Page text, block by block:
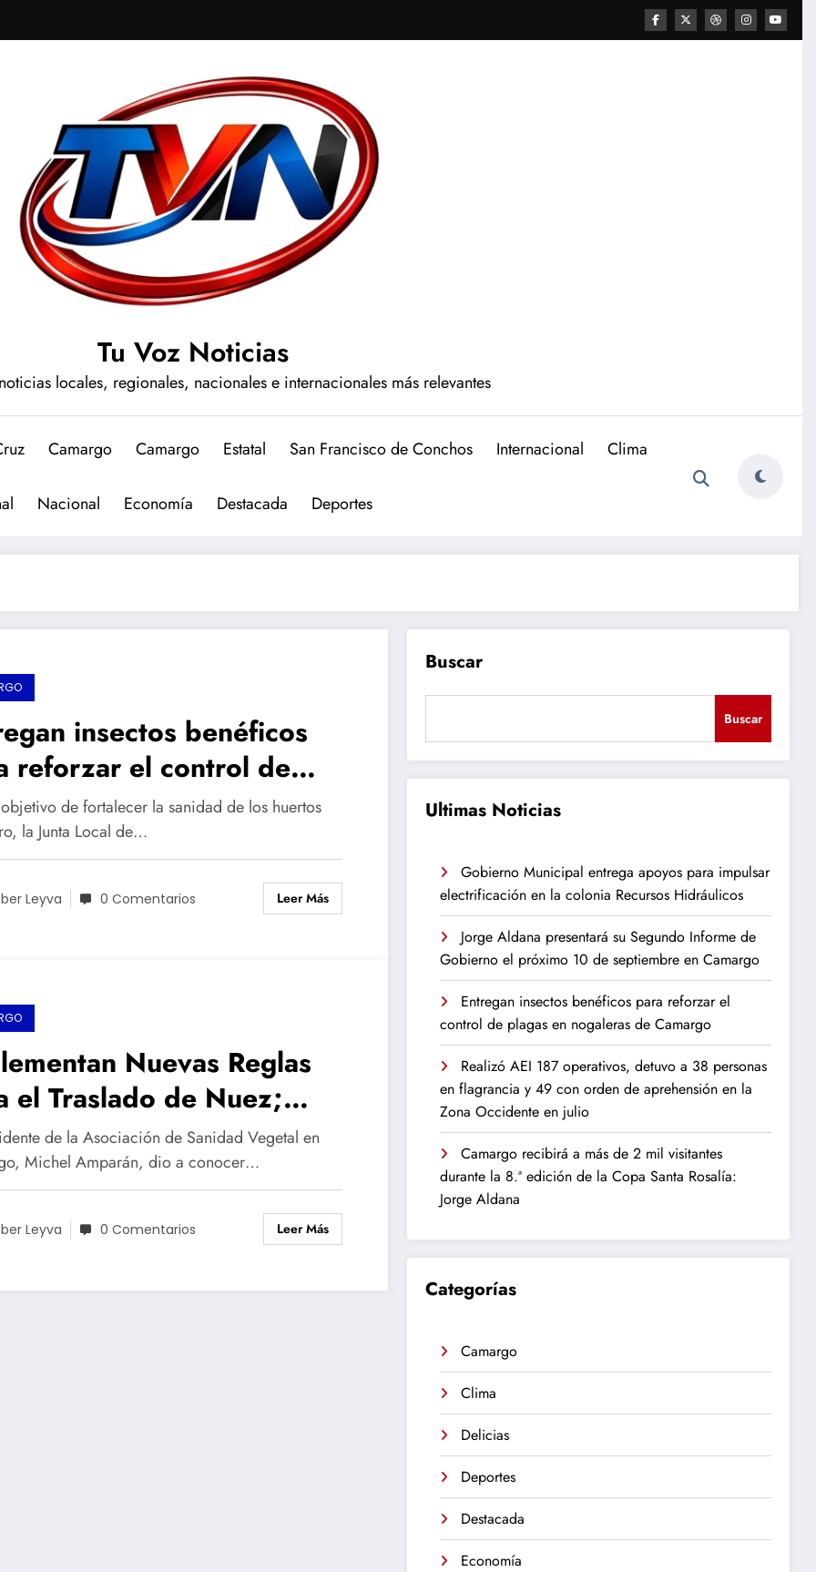
Tu Voz Noticias
locales, regionales, nacionales e internacionales más relevantes
Camargo Camargo Estatal San Francisco de Conchos Internacional Clima
Nacional Economía Destacada Deportes
insectos benéficos
reforzar el control de
en nogaleras de
de fortalecer la sanidad de los huertos
la Junta Local de…
Leyva 0 Comentarios Leer Más
Nuevas Reglas
el Traslado de Nuez;
Nogaleros
Inconformidad
de la Asociación de Sanidad Vegetal en
Michel Amparán, dio a conocer…
Leyva 0 Comentarios Leer Más
Buscar
Buscar
Ultimas Noticias
Gobierno Municipal entrega apoyos para impulsar
electrificación en la colonia Recursos Hidráulicos
Jorge Aldana presentará su Segundo Informe de
Gobierno el próximo 10 de septiembre en Camargo
Entregan insectos benéficos para reforzar el
control de plagas en nogaleras de Camargo
Realizó AEI 187 operativos, detuvo a 38 personas
en flagrancia y 49 con orden de aprehensión en la
Zona Occidente en julio
Camargo recibirá a más de 2 mil visitantes
durante la 8.ª edición de la Copa Santa Rosalía:
Jorge Aldana
Categorías
Camargo
Clima
Delicias
Deportes
Destacada
Economía